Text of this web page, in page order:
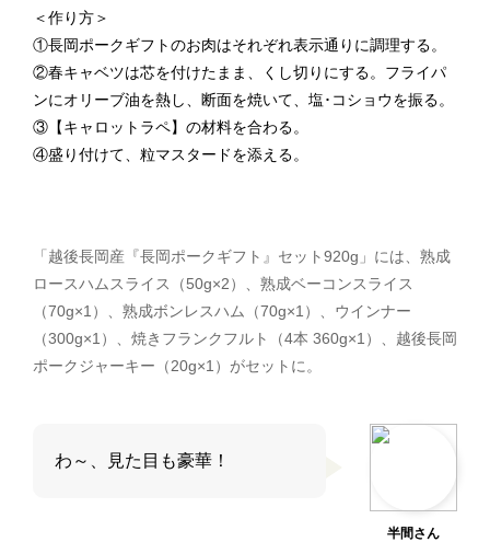
＜作り方＞
①長岡ポークギフトのお肉はそれぞれ表示通りに調理する。
②春キャベツは芯を付けたまま、くし切りにする。フライパ
ンにオリーブ油を熱し、断面を焼いて、塩･コショウを振る。
③【キャロットラペ】の材料を合わる。
④盛り付けて、粒マスタードを添える。
「越後長岡産『長岡ポークギフト』セット920g」には、熟成
ロースハムスライス（50g×2）、熟成ベーコンスライス
（70g×1）、熟成ボンレスハム（70g×1）、ウインナー
（300g×1）、焼きフランクフルト（4本 360g×1）、越後長岡
ポークジャーキー（20g×1）がセットに。
半間さん
わ～、見た目も豪華！